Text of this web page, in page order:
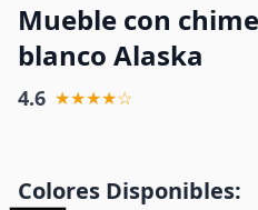
Mueble con
blanco Alaska
4.6 ★★★★☆
Colores Disponibles: